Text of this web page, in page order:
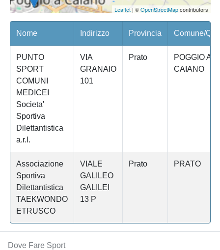
Leaflet| ©OpenStreetMapcontributors
Nome Indirizzo Provincia Comune/
PUNTO
SPORT
COMUNI
MEDICEI
Societa'
Sportiva
Dilettantistica
a.r.l.
VIA
GRANAIO
101
Prato
POGGIO A
CAIANO
Associazione
Sportiva
Dilettantistica
TAEKWONDO
ETRUSCO
VIALE
GALILEO
GALILEI
13 P
Prato PRATO
Dove Fare Sport